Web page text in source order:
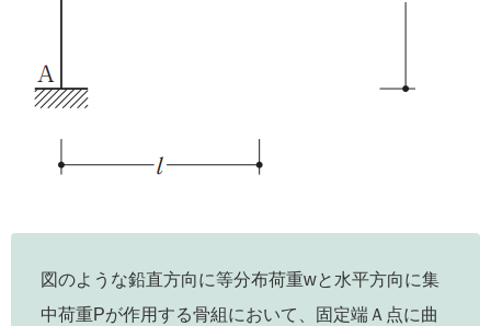
図のような鉛直方向に等分布荷重wと水平方向に集
中荷重Pが作用する骨組において、固定端Ａ点に曲